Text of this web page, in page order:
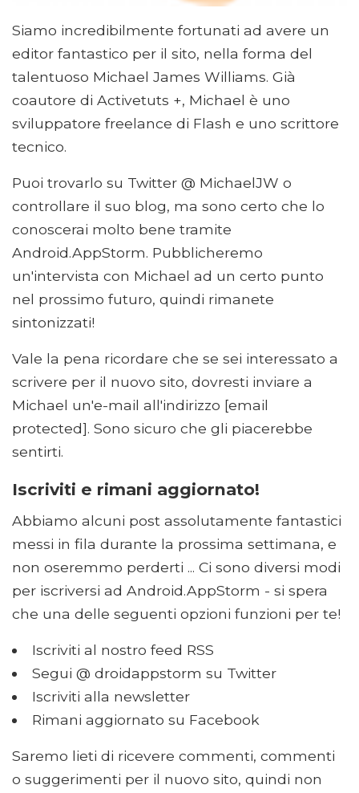
Siamo incredibilmente fortunati ad avere un
editor fantastico per il sito, nella forma del
talentuoso Michael James Williams. Già
coautore di Activetuts +, Michael è uno
sviluppatore freelance di Flash e uno scrittore
tecnico.
Puoi trovarlo su Twitter @ MichaelJW o
controllare il suo blog, ma sono certo che lo
conoscerai molto bene tramite
Android.AppStorm. Pubblicheremo
un'intervista con Michael ad un certo punto
nel prossimo futuro, quindi rimanete
sintonizzati!
Vale la pena ricordare che se sei interessato a
scrivere per il nuovo sito, dovresti inviare a
Michael un'e-mail all'indirizzo [email
protected]. Sono sicuro che gli piacerebbe
sentirti.
Iscriviti e rimani aggiornato!
Abbiamo alcuni post assolutamente fantastici
messi in fila durante la prossima settimana, e
non oseremmo perderti ... Ci sono diversi modi
per iscriversi ad Android.AppStorm - si spera
che una delle seguenti opzioni funzioni per te!
Iscriviti al nostro feed RSS
Segui @ droidappstorm su Twitter
Iscriviti alla newsletter
Rimani aggiornato su Facebook
Saremo lieti di ricevere commenti, commenti
o suggerimenti per il nuovo sito, quindi non